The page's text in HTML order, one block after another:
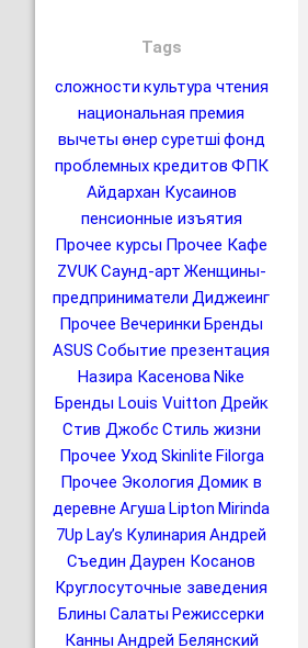
Tags
сложности культура чтения
национальная премия
вычеты өнер суретшіфонд
проблемных кредитов ФПК
Айдархан Кусаинов
пенсионные изъятия
Прочее курсы Прочее Кафе
ZVUKСаунд-арт Женщины-
предприниматели Диджеинг
Прочее Вечеринки Бренды
ASUS Событие презентация
Назира Касенова Nike
Бренды Louis Vuitton Дрейк
Стив Джобс Стиль жизни
Прочее Уход Skinlite Filorga
Прочее Экология Домик в
деревне Агуша Lipton Mirinda
7Up Lay’s Кулинария Андрей
Съедин Даурен Косанов
Круглосуточные заведения
Блины Салаты Режиссерки
Канны Андрей Белянский